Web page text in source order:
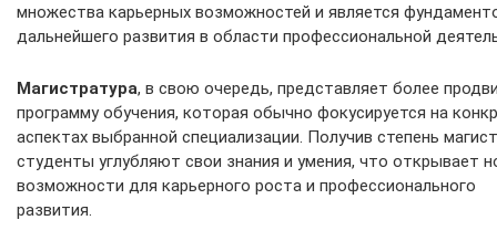
множества карьерных возможностей и является
дальнейшего развития в области профессиональной
Магистратура, в свою очередь, представляет более
программу обучения, которая обычно фокусируется на
аспектах выбранной специализации. Получив степень
студенты углубляют свои знания и умения, что открывает
возможности для карьерного роста и профессионального
развития.